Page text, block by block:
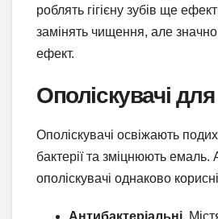
роблять гігієну зубів ще
замінять чищення, але
ефект.
Ополіскувачі
Ополіскувачі освіжають
бактерії та зміцнюють емаль.
ополіскувачі однаково